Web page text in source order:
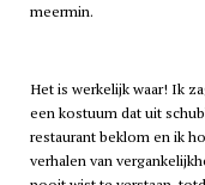
meermin.
Het is werkelijk waar! Ik
een kostuum dat uit
restaurant beklom en ik
verhalen van